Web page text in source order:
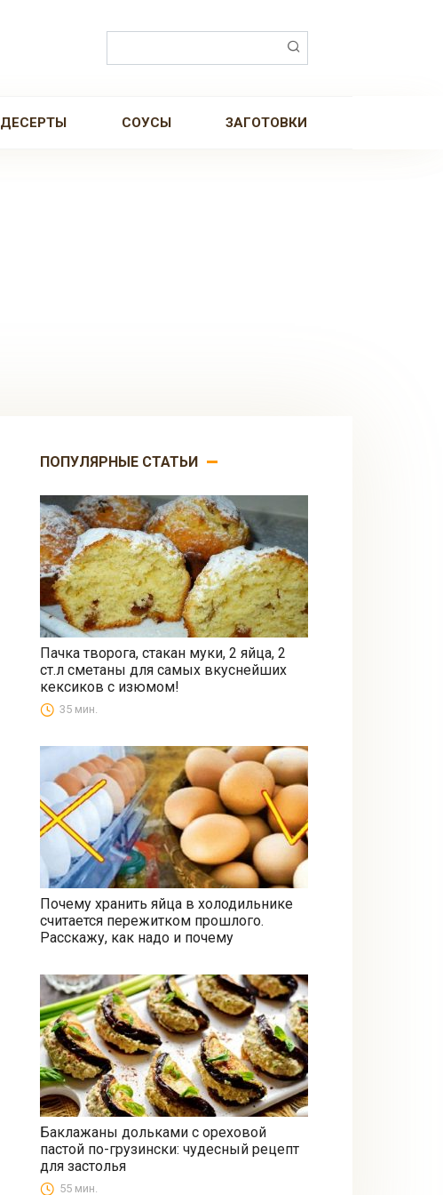
ДЕСЕРТЫ СОУСЫ ЗАГОТОВКИ
ПОПУЛЯРНЫЕ СТАТЬИ
Выпечка
Пачка творога, стакан муки, 2 яйца, 2
ст.л сметаны для самых вкуснейших
кексиков с изюмом!
35 мин.
Все
Почему хранить яйца в холодильнике
считается пережитком прошлого.
Расскажу, как надо и почему
Закуски
Баклажаны дольками с ореховой
пастой по-грузински: чудесный рецепт
для застолья
55 мин.